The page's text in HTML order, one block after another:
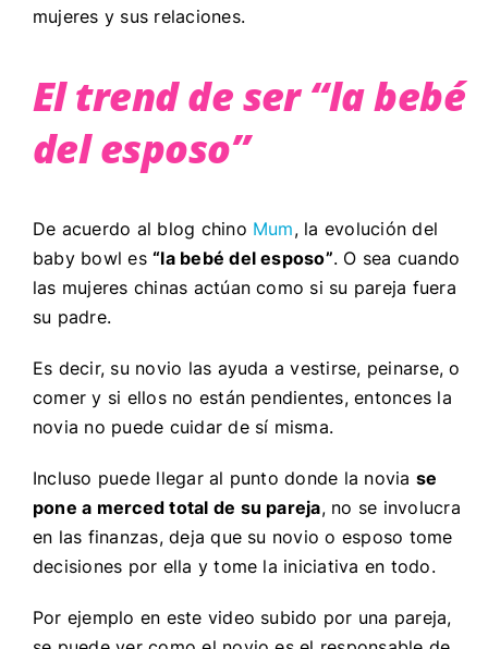
mujeres y sus relaciones.
El trend de ser “la bebé
del esposo”
De acuerdo al blog chino Mum, la evolución del
baby bowl es“la bebé del esposo”. O sea cuando
las mujeres chinas actúan como si su pareja fuera
su padre.
Es decir, su novio las ayuda a vestirse, peinarse, o
comer y si ellos no están pendientes, entonces la
novia no puede cuidar de sí misma.
Incluso puede llegar al punto donde la novia se
pone a merced total de su pareja, no se involucra
en las finanzas, deja que su novio o esposo tome
decisiones por ella y tome la iniciativa en todo.
Por ejemplo en este video subido por una pareja,